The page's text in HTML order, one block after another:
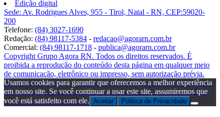
Edição digital
Sede: Av. Rodrigues Alves, 955 - Tirol, Natal - RN, CEP:59020-
200
Telefone: (84) 3027-1690
Redação: (84) 98117-5384 - redacao@agorarn.com.br
Comercial: (84) 98117-1718 - publica@agorarn.com.br
Copyright Grupo Agora RN. Todos os direitos reservados. É
proibida a reprodução do conteúdo desta página em qualquer meio
de comunicação, eletrônico ou impresso, sem autorização prévia.
Usamos cookies para garantir que oferecemos a melhor experiência
em nosso site. Se você continuar a usar este site, assumiremos que
você está satisfeito com ele. Aceitar Politica de Privacidade